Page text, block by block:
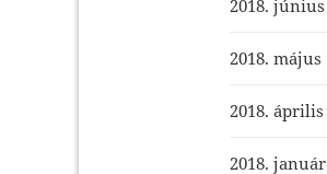
2018. június
2018. május
2018. április
2018. január